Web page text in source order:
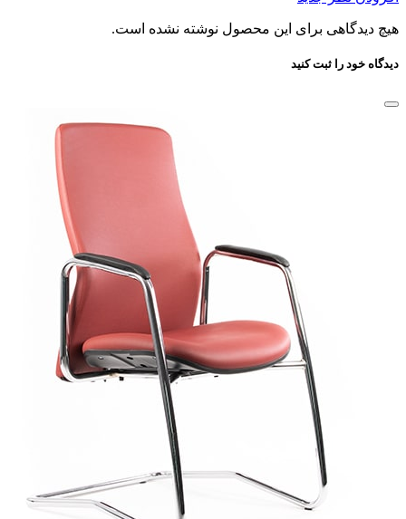
هیچ دیدگاهی برای این محصول نوشته نشده است.
دیدگاه خود را ثبت کنید